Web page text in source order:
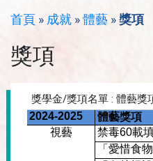
首頁 » 成就 »體藝 »獎項
獎項